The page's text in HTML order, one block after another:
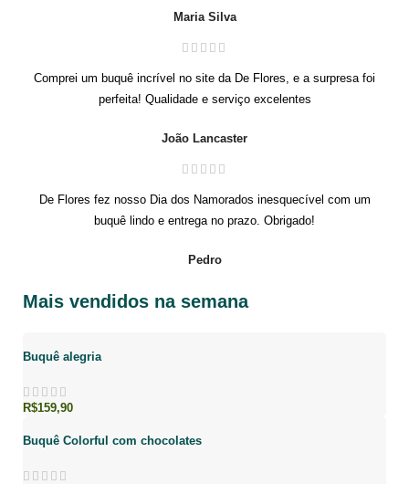
Maria Silva
Comprei um buquê incrível no site da De Flores, e a surpresa foi
perfeita! Qualidade e serviço excelentes
João Lancaster
De Flores fez nosso Dia dos Namorados inesquecível com um
buquê lindo e entrega no prazo. Obrigado!
Pedro
Mais vendidos na semana
Buquê alegria
R$159,90
Buquê Colorful com chocolates